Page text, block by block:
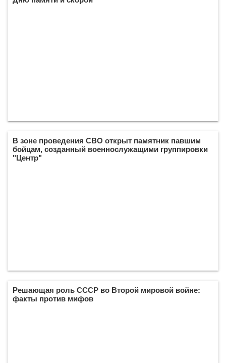
В зоне проведения СВО открыт памятник павшим
бойцам, созданный военнослужащими группировки
"Центр"
Решающая роль СССР во Второй мировой войне:
факты против мифов